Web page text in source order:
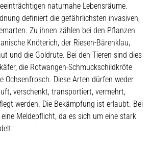
naturnahe Lebensräume.
definiert die gefährlichsten invasiven,
Zu ihnen zählen bei den Pflanzen
Knöterich, der Riesen-Bärenklau,
und die Goldrute. Bei den Tieren sind dies
die Rotwangen-Schmuckschildkröte
Ochsenfrosch. Diese Arten dürfen weder
verschenkt, transportiert, vermehrt,
werden. Die Bekämpfung ist erlaubt. Bei
Meldepflicht, da es sich um eine stark